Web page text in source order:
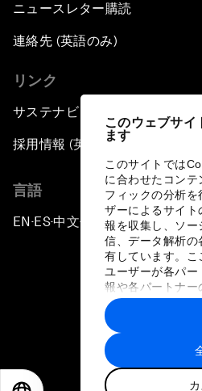
このウェブサ
ます
このサイトでは
に合わせたコンテ
フィックの分析
ザーによるサイト
報を収集し、ソー
信、データ解析の
有しています。こ
ユーザーが各パ
報や各パートナー
に収集された情
トナーによって使
す。
ニュースレター購読
連絡先 (英語のみ)
リンク
サステナビリティへの取り組み
採用情報 (英語のみ)
言語
EN ▪ES▪中文▪ 日本語
プライバシーポリ
サイトマ